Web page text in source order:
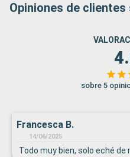
Opiniones de
sobre 5
Francesca B.
14/06/2025
Todo muy bien, solo eché